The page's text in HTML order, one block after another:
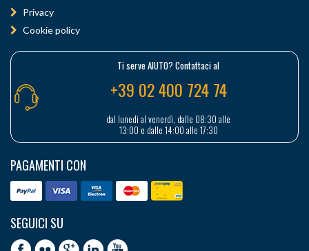
Privacy
Cookie policy
Ti serve AIUTO? Contattaci al
+39 02 400 724 74
dal lunedì al venerdì, dalle 08:30 alle
13:00 e dalle 14:00 alle 17:30
PAGAMENTI CON
SEGUICI SU